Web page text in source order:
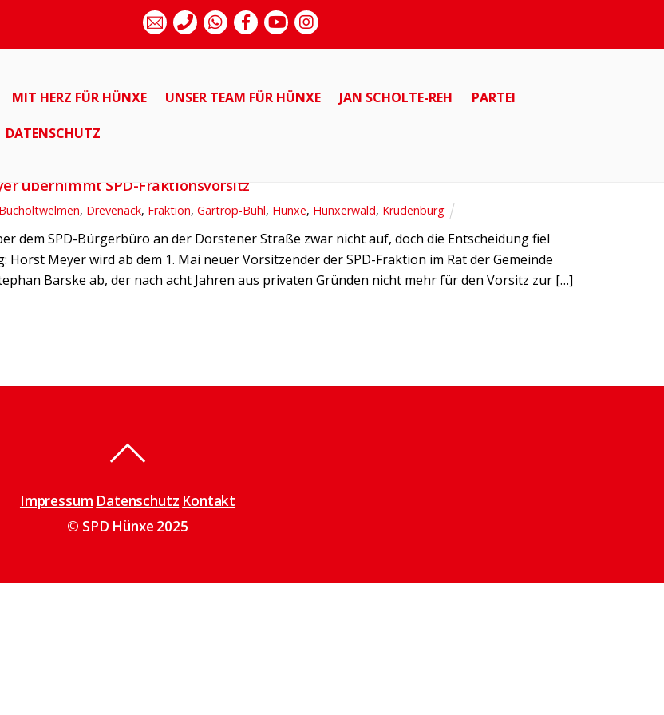
MIT HERZ FÜR HÜNXE UNSER TEAM FÜR HÜNXE JAN SCHOLTE-REH PARTEI
DATENSCHUTZ
übernimmt SPD-Fraktionsvorsitz
Bucholtwelmen, Drevenack, Fraktion,Gartrop-Bühl, Hünxe, Hünxerwald, Krudenburg
dem SPD-Bürgerbüro an der Dorstener Straße zwar nicht auf, doch die Entscheidung fiel
Horst Meyer wird ab dem 1. Mai neuer Vorsitzender der SPD-Fraktion im Rat der Gemeinde
Barske ab, der nach acht Jahren aus privaten Gründen nicht mehr für den Vorsitz zur […]
Impressum Datenschutz Kontakt
© SPD Hünxe 2025